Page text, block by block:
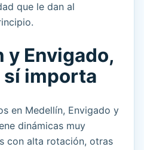
que le dan al
y Envigado,
importa
en Medellín, Envigado y
dinámicas muy
con alta rotación, otras